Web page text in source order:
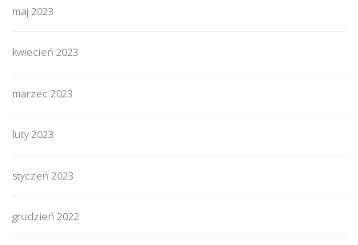
maj 2023
kwiecień 2023
marzec 2023
luty 2023
styczeń 2023
grudzień 2022